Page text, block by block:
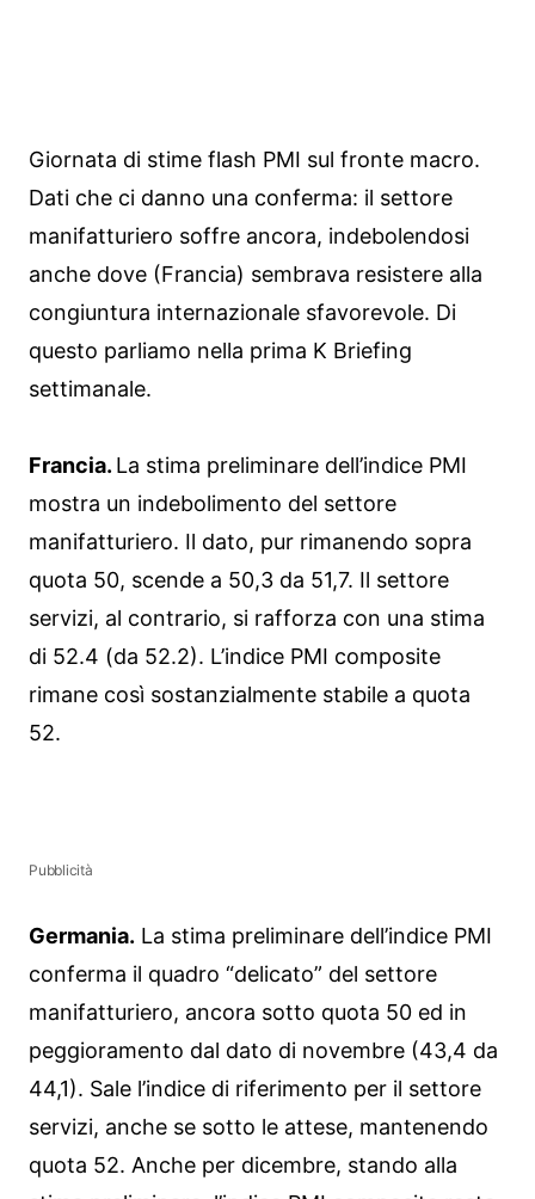
Giornata di stime flash PMI sul fronte macro.
Dati che ci danno una conferma: il settore
manifatturiero soffre ancora, indebolendosi
anche dove (Francia) sembrava resistere alla
congiuntura internazionale sfavorevole. Di
questo parliamo nella prima K Briefing
settimanale.
Francia. La stima preliminare dell’indice PMI
mostra un indebolimento del settore
manifatturiero. Il dato, pur rimanendo sopra
quota 50, scende a 50,3 da 51,7. Il settore
servizi, al contrario, si rafforza con una stima
di 52.4 (da 52.2). L’indice PMI composite
rimane così sostanzialmente stabile a quota
52.
Pubblicità
Germania. La stima preliminare dell’indice PMI
conferma il quadro “delicato” del settore
manifatturiero, ancora sotto quota 50 ed in
peggioramento dal dato di novembre (43,4 da
44,1). Sale l’indice di riferimento per il settore
servizi, anche se sotto le attese, mantenendo
quota 52. Anche per dicembre, stando alla